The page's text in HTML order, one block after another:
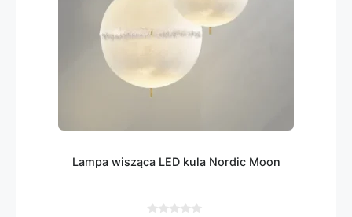
Lampa wisząca LED kula Nordic Moon